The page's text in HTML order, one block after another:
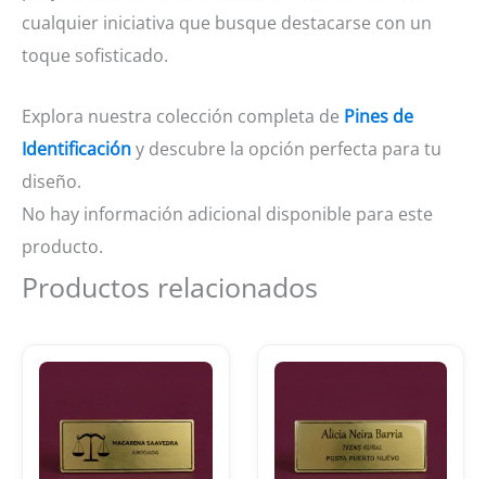
cualquier iniciativa que busque destacarse con un
toque sofisticado.
Explora nuestra colección completa de Pines de
Identificacióny descubre la opción perfecta para tu
diseño.
No hay información adicional disponible para este
producto.
Productos relacionados